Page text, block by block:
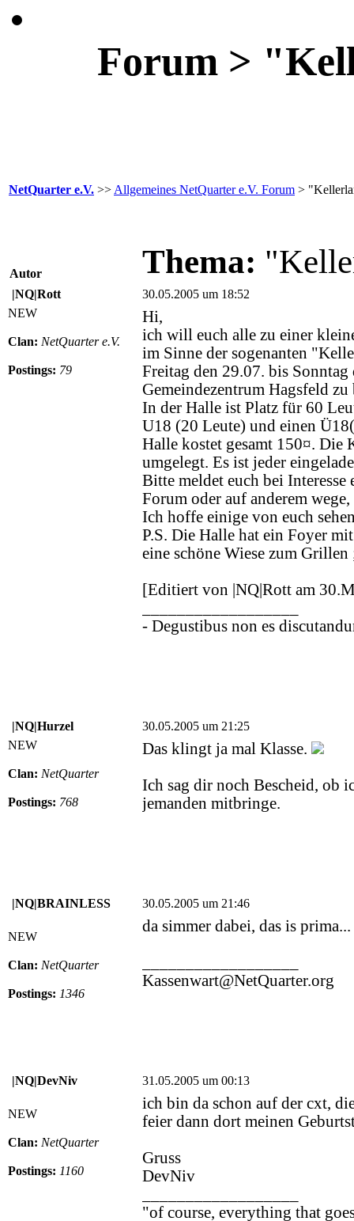
Forum >
NetQuarter e.V. >> Allgemeines NetQuarter e.V. Forum >
Autor Thema:
|NQ|Rott
30.05.2005 um 18:52
NEW
Clan: NetQuarter e.V.
Postings: 79
Hi,
ich will euch alle zu einer
im Sinne der sogenanten
Freitag den 29.07. bis
Gemeindezentrum Hagsfeld zu
In der Halle ist Platz für 60
U18 (20 Leute) und einen
Halle kostet gesamt 150¤. Die
umgelegt. Es ist jeder
Bitte meldet euch bei
Forum oder auf anderem
Ich hoffe einige von euch
P.S. Die Halle hat ein Foyer
eine schöne Wiese zum Grillen
[Editiert von |NQ|Rott am
- Degustibus non es
|NQ|Hurzel
30.05.2005 um 21:25
NEW
Clan: NetQuarter
Postings: 768
Das klingt ja mal Klasse.
Ich sag dir noch Bescheid, ob
jemanden mitbringe.
|NQ|BRAINLESS 30.05.2005 um 21:46
NEW
Clan: NetQuarter
Postings: 1346
da simmer dabei, das is
Kassenwart@NetQuarter.org
|NQ|DevNiv 31.05.2005 um 00:13
NEW
Clan: NetQuarter
Postings: 1160
ich bin da schon auf der cxt,
feier dann dort meinen
Gruss
DevNiv
"of course, everything that